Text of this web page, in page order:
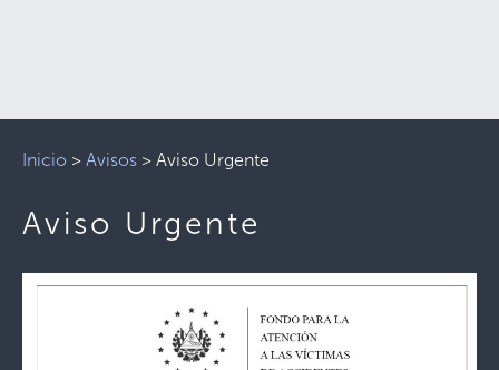
Inicio > Avisos > Aviso Urgente
Aviso Urgente